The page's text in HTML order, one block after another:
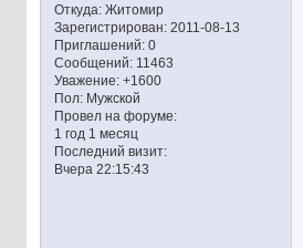
Откуда:Житомир
Зарегистрирован: 2011-08-13
Приглашений:0
Сообщений:11463
Уважение: +1600
Пол:Мужской
Провел на форуме:
1 год 1 месяц
Последний визит:
Вчера 22:15:43